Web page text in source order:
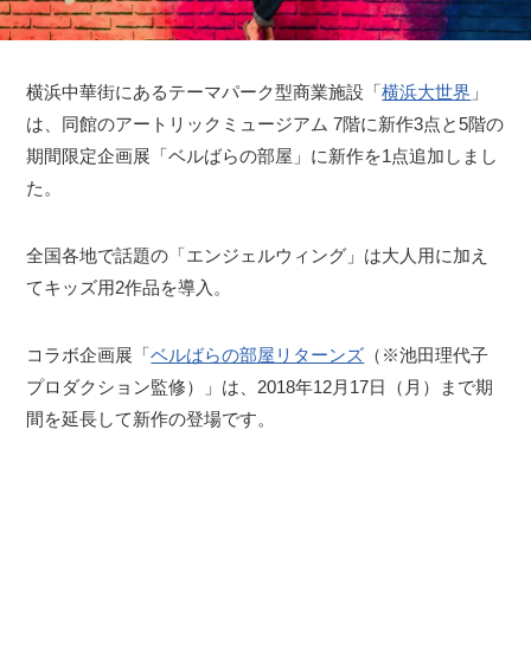
横浜中華街にあるテーマパーク型商業施設「横浜大世界 」
は、同館のアートリックミュージアム 7階に新作3点と5階の
期間限定企画展「ベルばらの部屋」に新作を1点追加しまし
た。
全国各地で話題の「エンジェルウィング」は大人用に加え
てキッズ用2作品を導入。
コラボ企画展「ベルばらの部屋リターンズ （※池田理代子
プロダクション監修）」は、2018年12月17日（月）まで期
間を延長して新作の登場です。